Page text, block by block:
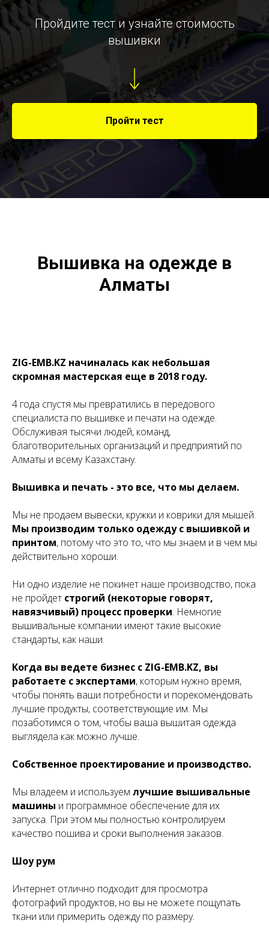
Пройдите тест и узнайте стоимость
вышивки
Пройти тест
Вышивка на одежде в
Алматы
ZIG-EMB.KZ начиналась как небольшая
скромная мастерская еще в 2018 году.
4 года спустя мы превратились в передового
специалиста по вышивке и печати на одежде.
Обслуживая тысячи людей, команд,
благотворительных организаций и предприятий по
Алматы и всему Казахстану.
Вышивка и печать - это все, что мы делаем.
Мы не продаем вывески, кружки и коврики для мышей.
Мы производим только одежду с вышивкой и
принтом, потому что это то, что мы знаем и в чем мы
действительно хороши.
Ни одно изделие не покинет наше производство, пока
не пройдет строгий (некоторые говорят,
навязчивый) процесс проверки. Немногие
вышивальные компании имеют такие высокие
стандарты, как наши.
Когда вы ведете бизнес с ZIG-EMB.KZ, вы
работаете с экспертами, которым нужно время,
чтобы понять ваши потребности и порекомендовать
лучшие продукты, соответствующие им. Мы
позаботимся о том, чтобы ваша вышитая одежда
выглядела как можно лучше.
Собственное проектирование и производство.
Мы владеем и используем лучшие вышивальные
машины и программное обеспечение для их
запуска. При этом мы полностью контролируем
качество пошива и сроки выполнения заказов.
Шоу рум
Интернет отлично подходит для просмотра
фотографий продуктов, но вы не можете пощупать
ткани или примерить одежду по размеру.